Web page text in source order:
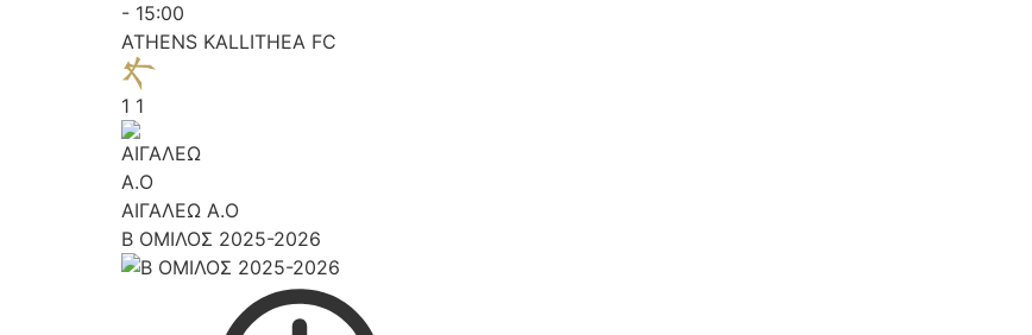
- 15:00
ATHENS KALLITHEA FC
1 1
ΑΙΓΑΛΕΩ A.O
Β ΟΜΙΛΟΣ 2025-2026